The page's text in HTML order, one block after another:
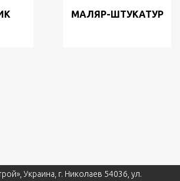
МАЛЯР-ШТУКАТУР
Украина, г. Николаев 54036, ул.